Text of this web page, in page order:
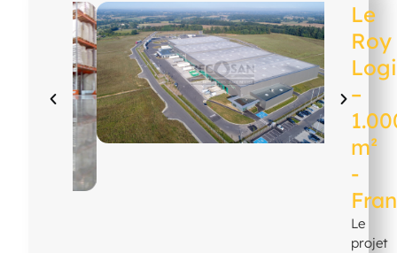
Le
Roy
–
m²
-
Le
projet